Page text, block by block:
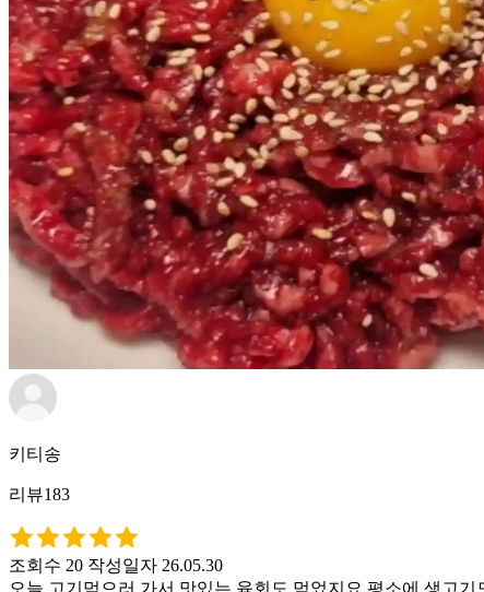
키티송
리뷰183
조회수 20 작성일자 26.05.30
오늘 고기먹으러 가서 맛있는 육회도 먹었지요 평소에 생고